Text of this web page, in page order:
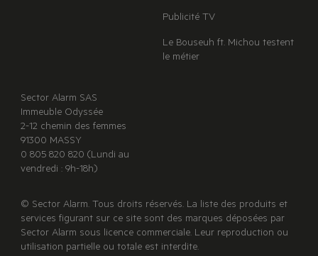
Publicité TV
Le Bouseuh ft. Michou testent
le métier
Sector Alarm SAS
Immeuble Odyssée
2-12 chemin des femmes
91300 MASSY
0 805 820 820 (Lundi au
vendredi : 9h-18h)
© Sector Alarm. Tous droits réservés. La liste des produits et
services figurant sur ce site sont des marques déposées par
Sector Alarm sous licence commerciale. Leur reproduction ou
utilisation partielle ou totale est interdite.